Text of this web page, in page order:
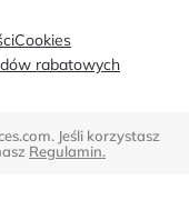
Cookies
rabatowych
Jeśli korzystasz
Regulamin.